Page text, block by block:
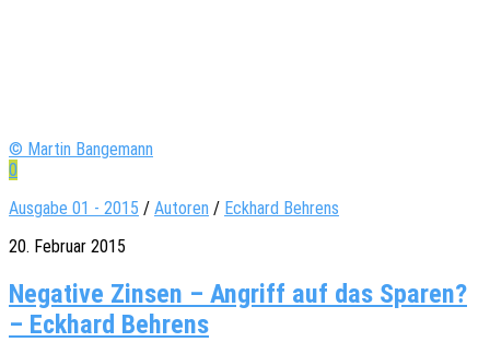
© Martin Bangemann
0
Ausgabe 01 - 2015 / Autoren / Eckhard Behrens
20. Februar 2015
Negative Zinsen – Angriff auf das Sparen?
– Eckhard Behrens